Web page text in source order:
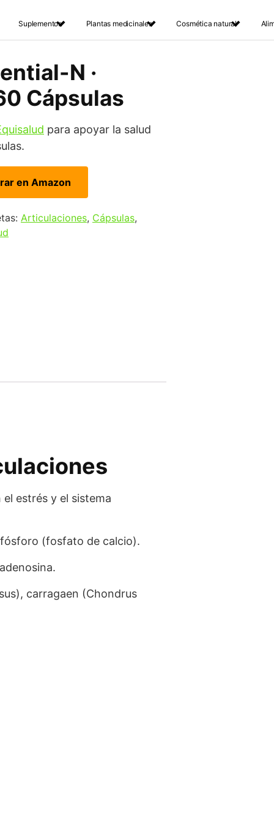
Suplementos Plantas medicinales Cosmética natural
N ·
Cápsulas
para apoyar la salud
en Amazon
Articulaciones, Cápsulas,
estrés y el sistema
(fosfato de calcio).
carragaen (Chondrus